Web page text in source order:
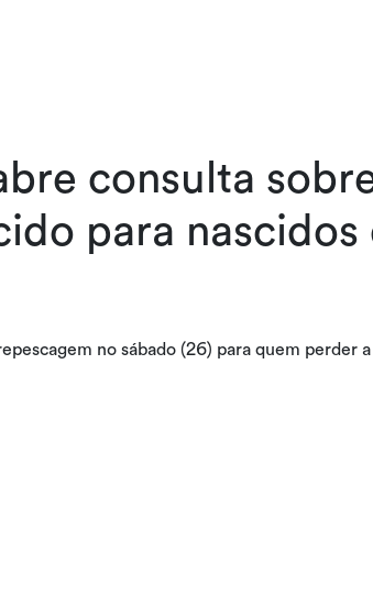
consulta
para nascidos
no sábado (26) para quem perder